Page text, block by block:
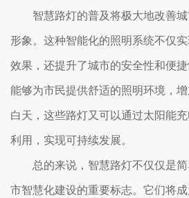
智慧路灯的普及将极大地改善
形象。这种智能化的照明系统不仅
效果，还提升了城市的安全性和便
能够为市民提供舒适的照明环境，
白天，这些路灯又可以通过太阳能
利用，实现可持续发展。
总的来说，智慧路灯不仅仅是
市智慧化建设的重要标志。它们将